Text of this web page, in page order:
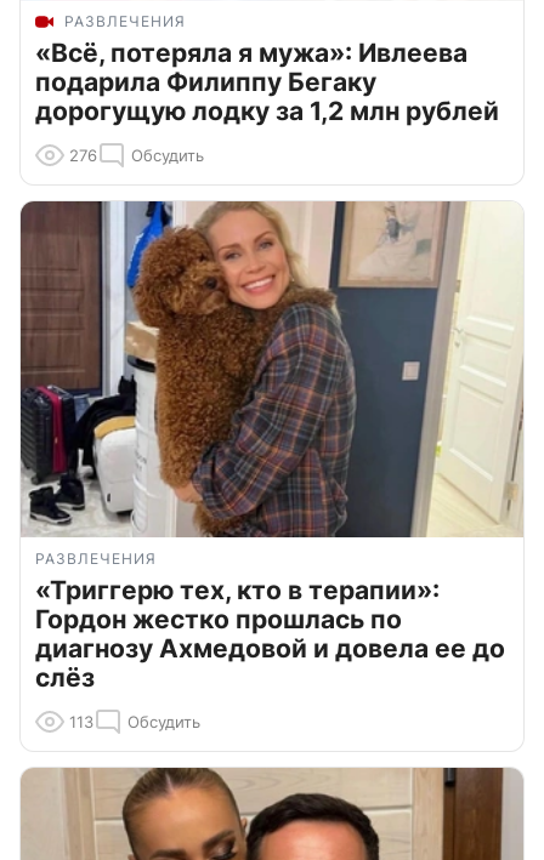
РАЗВЛЕЧЕНИЯ
«Всё, потеряла я мужа»: Ивлеева
подарила Филиппу Бегаку
дорогущую лодку за 1,2 млн рублей
276 Обсудить
РАЗВЛЕЧЕНИЯ
«Триггерю тех, кто в терапии»:
Гордон жестко прошлась по
диагнозу Ахмедовой и довела ее до
слёз
113 Обсудить